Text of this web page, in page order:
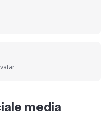
media